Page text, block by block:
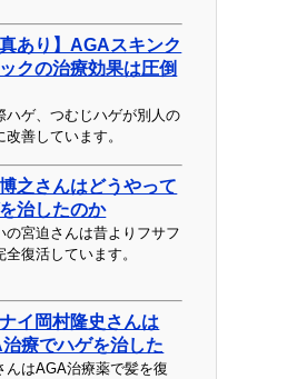
真あり】AGAスキンク
クの治療効果は圧倒
ハゲ、つむじハゲが別人の
改善しています。
之さんはどうやって
治したのか
の宮迫さんは昔よりフサフ
全復活しています。
イ岡村隆史さんは
療でハゲを治した
んはAGA治療薬で髪を復